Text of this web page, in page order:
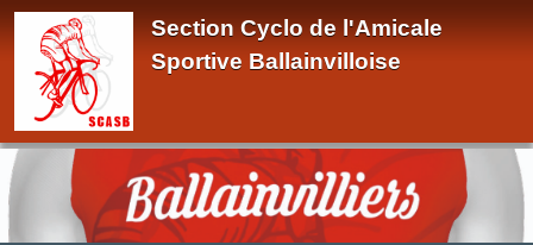
Section Cyclo de l'Amicale
Sportive Ballainvilloise
Panneau de gestion des cookies